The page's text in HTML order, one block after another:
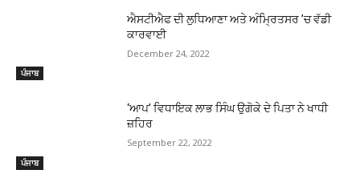
ਪੰਜਾਬ
ਐਸਟੀਐਫ ਦੀ ਲੁਧਿਆਣਾ ਅਤੇ ਅੰਮਿ੍ਰਤਸਰ ’ਚ ਵੱਡੀ
ਕਾਰਵਾਈ
December 24, 2022
ਪੰਜਾਬ
‘ਆਪ’ ਵਿਧਾਇਕ ਲਾਭ ਸਿੰਘ ਉਗੋਕੇ ਦੇ ਪਿਤਾ ਨੇ ਖਾਧੀ
ਜ਼ਹਿਰ
September 22, 2022